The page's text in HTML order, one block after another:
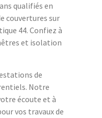
qualifiés en
couvertures sur
44. Confiez à
et isolation
de
Notre
écoute et à
vos travaux de